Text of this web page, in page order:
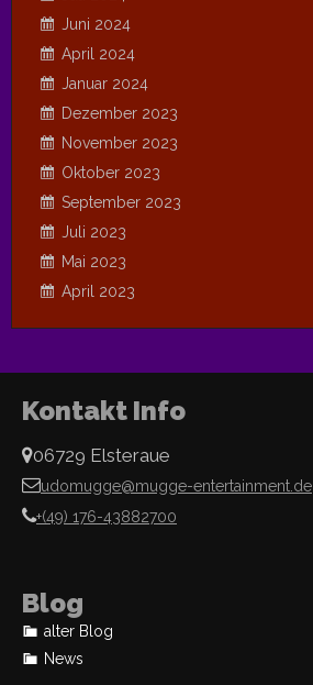
Juni 2024
April 2024
Januar 2024
Dezember 2023
November 2023
Oktober 2023
September 2023
Juli 2023
Mai 2023
April 2023
Kontakt Info
06729 Elsteraue
udomugge@mugge-entertainment.de
+(49) 176-43882700
Blog
alter Blog
News